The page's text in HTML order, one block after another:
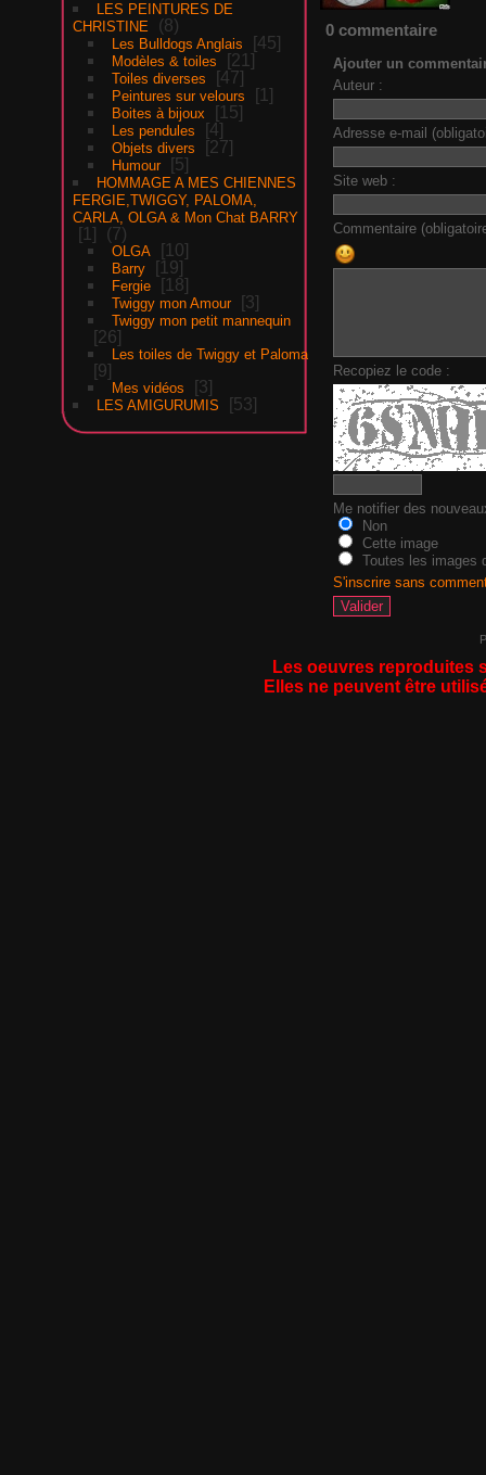
LES PEINTURES DE
CHRISTINE
8
Les Bulldogs Anglais 45
Modèles & toiles 21
Toiles diverses 47
Peintures sur velours 1
Boites à bijoux 15
Les pendules 4
Objets divers 27
Humour 5
HOMMAGE A MES CHIENNES
FERGIE,TWIGGY, PALOMA,
CARLA, OLGA & Mon Chat BARRY
1 7
OLGA 10
Barry 19
Fergie 18
Twiggy mon Amour 3
Twiggy mon petit mannequin
26
Les toiles de Twiggy et Paloma
9
Mes vidéos 3
LES AMIGURUMIS 53
0 commentaire
Ajouter un
Auteur :
Adresse e-mail
Site web :
Commentaire
Recopiez le code :
Me notifier des
Non
Cette image
Toutes les images
S'inscrire sans
Les oeuvres reproduites
Elles ne peuvent être